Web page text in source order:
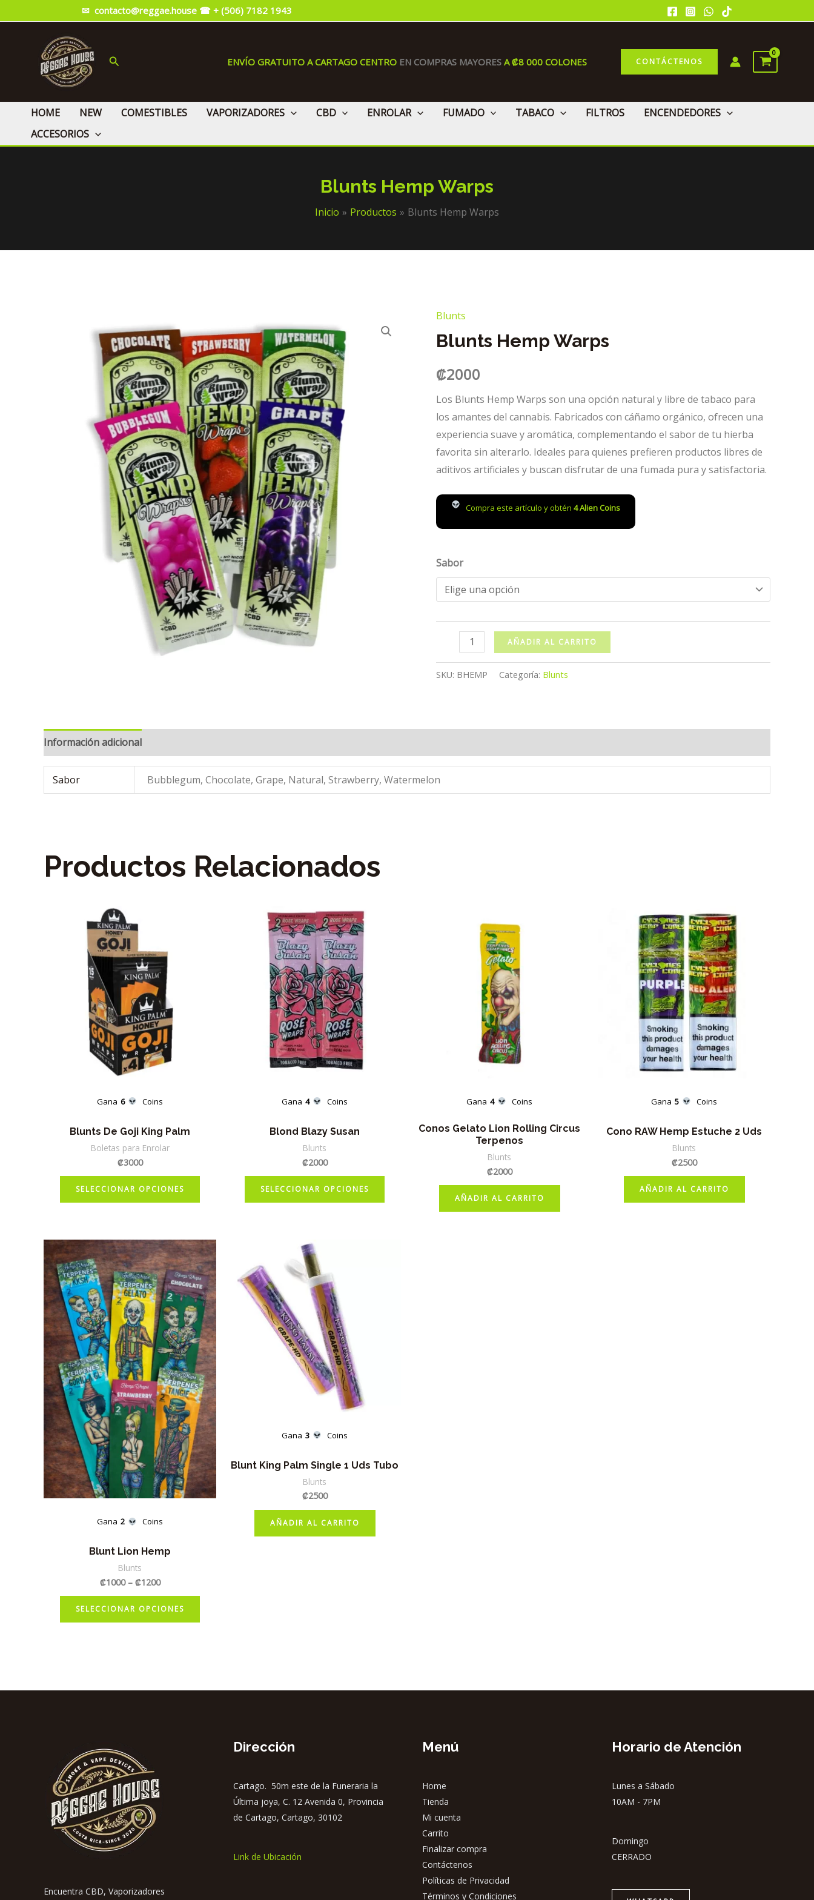
al
✉ contacto@reggae.house ☎ + (506) 7182 1943
Buscar ENVÍO GRATUITO A CARTAGO CENTRO EN COMPRAS MAYORES A ₡8 000 COLONES CONTÁCTENOS
HOME NEW COMESTIBLES VAPORIZADORES CBD ENROLAR FUMADO TABACO FILTROS
ENCENDEDORES
ACCESORIOS
Blunts Hemp Warps
Inicio Productos Blunts Hemp Warps
Blunts
Blunts Hemp Warps
₡2000
Los Blunts Hemp Warps son una opción natural y libre de tabaco para
los amantes del cannabis. Fabricados con cáñamo orgánico, ofrecen una
experiencia suave y aromática, complementando el sabor de tu hierba
favorita sin alterarlo. Ideales para quienes prefieren productos libres de
aditivos artificiales y buscan disfrutar de una fumada pura y satisfactoria.
Compra este artículo y obtén 4Alien Coins
Sabor
Hemp
Warps
AÑADIR AL CARRITO
SKU: BHEMP Categoría: Blunts
Información adicional
Sabor Bubblegum, Chocolate, Grape, Natural, Strawberry, Watermelon
Productos Relacionados
Gana 6 Coins
Blunts De Goji King Palm
Boletas para Enrolar
₡3000
SELECCIONAR OPCIONES
Este
variantes.
Las
opciones
se
pueden
elegir
en
la
página
de
producto
Gana 4 Coins
Blond Blazy Susan
Blunts
₡2000
SELECCIONAR OPCIONES
Este
Gana 4 Coins
Conos Gelato Lion Rolling Circus
Terpenos
Blunts
₡2000
AÑADIR AL CARRITO
Gana 5 Coins
Cono RAW Hemp Estuche 2 Uds
Blunts
₡2500
AÑADIR AL CARRITO
Gana 2 Coins
Blunt Lion Hemp
Blunts
₡1000– ₡1200
SELECCIONAR OPCIONES
Este
Las
Gana 3 Coins
Blunt King Palm Single 1 Uds Tubo
Blunts
₡2500
AÑADIR AL CARRITO
Encuentra CBD, Vaporizadores
Dirección
Cartago. 50m este de la Funeraria la
Última joya, C. 12 Avenida 0, Provincia
de Cartago, Cartago, 30102
Link de Ubicación
Menú
Home
Tienda
Mi cuenta
Carrito
Finalizar compra
Contáctenos
Políticas de Privacidad
Términos y Condiciones
Horario de Atención
Lunes a Sábado
10AM - 7PM
Domingo
CERRADO